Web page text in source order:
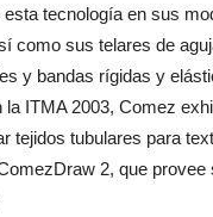
tecnología en sus
como sus telares de
y bandas rígidas y
ITMA 2003, Comez
tejidos tubulares para
2, que